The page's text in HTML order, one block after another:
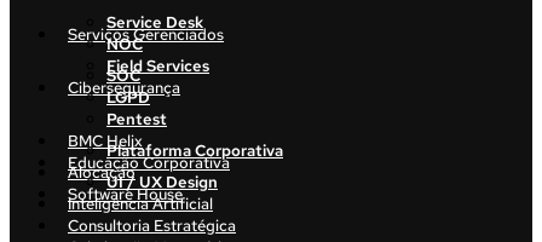
Serviços Gerenciados
Service Desk
NOC
Field Services
Cibersegurança
SOC
LGPD
Pentest
BMC Helix
Educação Corporativa
Plataforma Corporativa
Alocação
Software House
UI / UX Design
Inteligência Artificial
Consultoria Estratégica